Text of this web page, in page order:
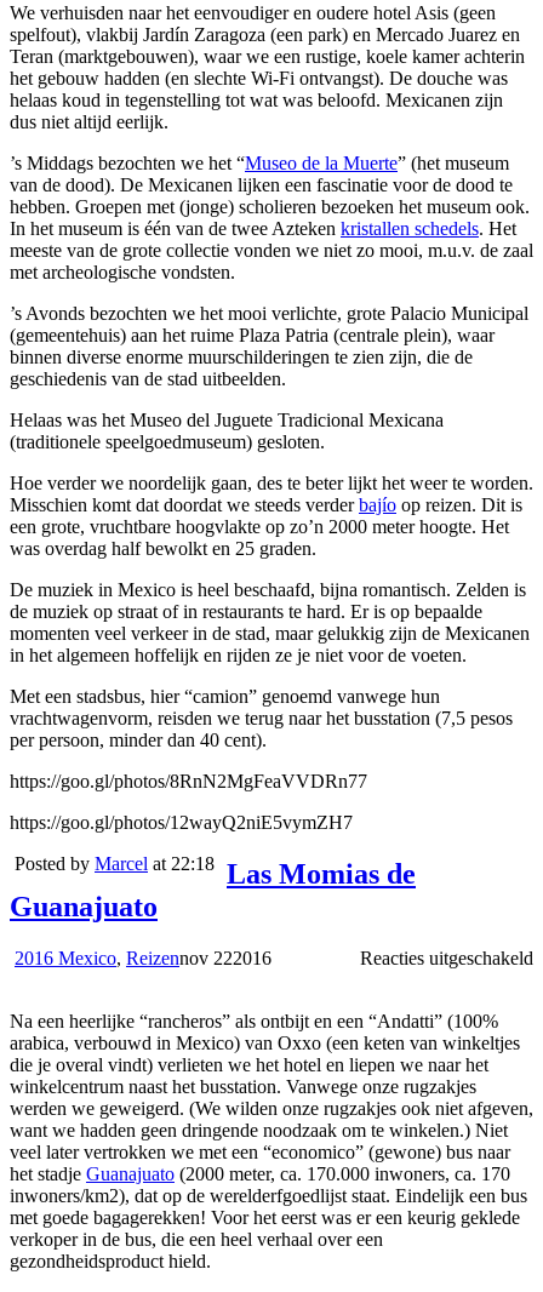
We verhuisden naar het eenvoudiger en oudere hotel Asis (geen
spelfout), vlakbij Jardín Zaragoza (een park) en Mercado Juarez en
Teran (marktgebouwen), waar we een rustige, koele kamer achterin
het gebouw hadden (en slechte Wi-Fi ontvangst). De douche was
helaas koud in tegenstelling tot wat was beloofd. Mexicanen zijn
dus niet altijd eerlijk.
’s Middags bezochten we het “Museo de la Muerte” (het museum
van de dood). De Mexicanen lijken een fascinatie voor de dood te
hebben. Groepen met (jonge) scholieren bezoeken het museum ook.
In het museum is één van de twee Azteken kristallen schedels. Het
meeste van de grote collectie vonden we niet zo mooi, m.u.v. de zaal
met archeologische vondsten.
’s Avonds bezochten we het mooi verlichte, grote Palacio Municipal
(gemeentehuis) aan het ruime Plaza Patria (centrale plein), waar
binnen diverse enorme muurschilderingen te zien zijn, die de
geschiedenis van de stad uitbeelden.
Helaas was het Museo del Juguete Tradicional Mexicana
(traditionele speelgoedmuseum) gesloten.
Hoe verder we noordelijk gaan, des te beter lijkt het weer te worden.
Misschien komt dat doordat we steeds verderbajío op reizen. Dit is
een grote, vruchtbare hoogvlakte op zo’n 2000 meter hoogte. Het
was overdag half bewolkt en 25 graden.
De muziek in Mexico is heel beschaafd, bijna romantisch. Zelden is
de muziek op straat of in restaurants te hard. Er is op bepaalde
momenten veel verkeer in de stad, maar gelukkig zijn de Mexicanen
in het algemeen hoffelijk en rijden ze je niet voor de voeten.
Met een stadsbus, hier “camion” genoemd vanwege hun
vrachtwagenvorm, reisden we terug naar het busstation (7,5 pesos
per persoon, minder dan 40 cent).
https://goo.gl/photos/8RnN2MgFeaVVDRn77
https://goo.gl/photos/12wayQ2niE5vymZH7
Posted by Marcel at 22:18 Las Momias de
Guanajuato
2016 Mexico, Reizen Reacties uitgeschakeld
nov 222016
Na een heerlijke “rancheros” als ontbijt en een “Andatti” (100%
arabica, verbouwd in Mexico) van Oxxo (een keten van winkeltjes
die je overal vindt) verlieten we het hotel en liepen we naar het
winkelcentrum naast het busstation. Vanwege onze rugzakjes
werden we geweigerd. (We wilden onze rugzakjes ook niet afgeven,
want we hadden geen dringende noodzaak om te winkelen.) Niet
veel later vertrokken we met een “economico” (gewone) bus naar
het stadje Guanajuato (2000 meter, ca. 170.000 inwoners, ca. 170
inwoners/km2), dat op de werelderfgoedlijst staat. Eindelijk een bus
met goede bagagerekken! Voor het eerst was er een keurig geklede
verkoper in de bus, die een heel verhaal over een
gezondheidsproduct hield.